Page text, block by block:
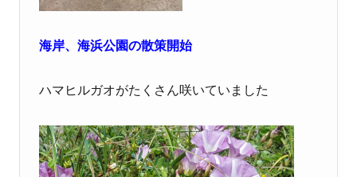
海岸、海浜公園の散策開始
ハマヒルガオがたくさん咲いていました